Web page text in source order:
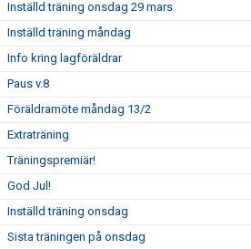
Inställd träning onsdag 29 mars
Inställd träning måndag
Info kring lagföräldrar
Paus v.8
Föräldramöte måndag 13/2
Extraträning
Träningspremiär!
God Jul!
Inställd träning onsdag
Sista träningen på onsdag